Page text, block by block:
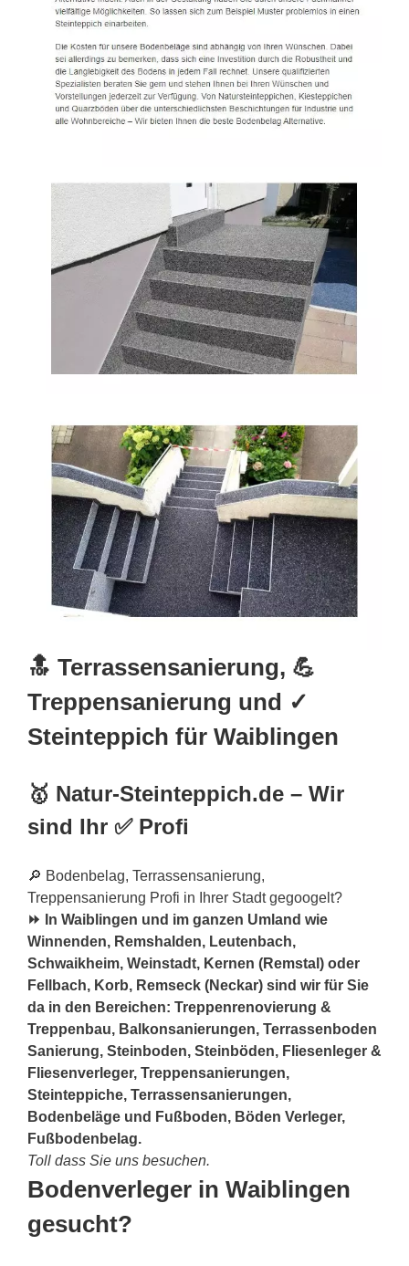
🔝 Terrassensanierung, 💪
Treppensanierung und ✓
Steinteppich für Waiblingen
🥇 Natur-Steinteppich.de – Wir
sind Ihr ✅ Profi
🔎 Bodenbelag, Terrassensanierung,
Treppensanierung Profi in Ihrer Stadt gegoogelt?
⏩ In Waiblingen und im ganzen Umland wie
Winnenden, Remshalden, Leutenbach,
Schwaikheim, Weinstadt, Kernen (Remstal) oder
Fellbach, Korb, Remseck (Neckar) sind wir für Sie
da in den Bereichen: Treppenrenovierung &
Treppenbau, Balkonsanierungen, Terrassenboden
Sanierung, Steinboden, Steinböden, Fliesenleger &
Fliesenverleger, Treppensanierungen,
Steinteppiche, Terrassensanierungen,
Bodenbeläge und Fußboden, Böden Verleger,
Fußbodenbelag.
Toll dass Sie uns besuchen.
Bodenverleger in Waiblingen
gesucht?